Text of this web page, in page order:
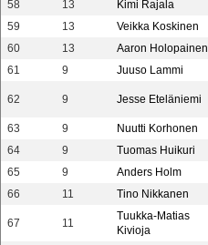
58
13 Kimi Rajala
59
13 Veikka Koskinen
60
13 Aaron Holopainen
61
9 Juuso Lammi
62 9 Jesse Eteläniemi
63 9 Nuutti Korhonen
64
9 Tuomas Huikuri
65
9 Anders Holm
66
11 Tino Nikkanen
67 11
Tuukka-Matias
Kivioja